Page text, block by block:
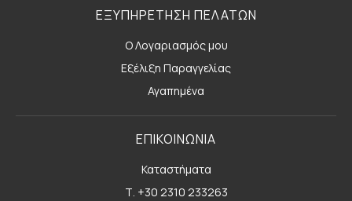
ΕΞΥΠΗΡΕΤΗΣΗ ΠΕΛΑΤΩΝ
Ο Λογαριασμός μου
Εξέλιξη Παραγγελίας
Αγαπημένα
ΕΠΙΚΟΙΝΩΝΙΑ
Καταστήματα
Τ. +30 2310 233263